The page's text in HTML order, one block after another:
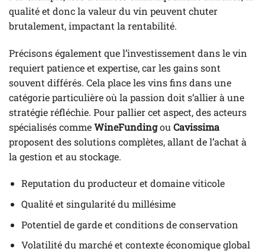
qualité et donc la valeur du vin peuvent chuter
brutalement, impactant la rentabilité.
Précisons également que l’investissement dans le vin
requiert patience et expertise, car les gains sont
souvent différés. Cela place les vins fins dans une
catégorie particulière où la passion doit s’allier à une
stratégie réfléchie. Pour pallier cet aspect, des acteurs
spécialisés commeWineFundingou Cavissima
proposent des solutions complètes, allant de l’achat à
la gestion et au stockage.
Reputation du producteur et domaine viticole
Qualité et singularité du millésime
Potentiel de garde et conditions de conservation
Volatilité du marché et contexte économique global